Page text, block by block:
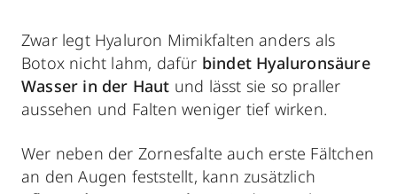
Zwar legt Hyaluron Mimikfalten anders als
Botox nicht lahm, dafür bindet Hyaluronsäure
Wasser in der Haut und lässt sie so praller
aussehen und Falten weniger tief wirken.
Wer neben der Zornesfalte auch erste Fältchen
an den Augen feststellt, kann zusätzlich